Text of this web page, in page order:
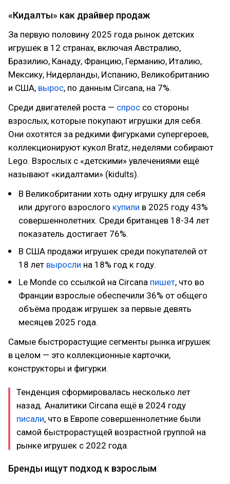
«Кидалты» как драйвер продаж
За первую половину 2025 года рынок детских
игрушек в 12 странах, включая Австралию,
Бразилию, Канаду, Францию, Германию, Италию,
Мексику, Нидерланды, Испанию, Великобританию
и США, вырос, по данным Circana, на 7%.
Среди двигателей роста — спрос со стороны
взрослых, которые покупают игрушки для себя.
Они охотятся за редкими фигурками супергероев,
коллекционируют кукол Bratz, неделями собирают
Lego. Взрослых с «детскими» увлечениями ещё
называют «кидалтами» (kidults).
В Великобритании хоть одну игрушку для себя
или другого взрослого купили в 2025 году 43%
совершеннолетних. Среди британцев 18-34 лет
показатель достигает 76%.
В США продажи игрушек среди покупателей от
18 лет выросли на 18% год к году.
Le Monde со ссылкой на Circana пишет, что во
Франции взрослые обеспечили 36% от общего
объёма продаж игрушек за первые девять
месяцев 2025 года.
Самые быстрорастущие сегменты рынка игрушек
в целом — это коллекционные карточки,
конструкторы и фигурки.
Тенденция сформировалась несколько лет
назад. Аналитики Circana ещё в 2024 году
писали, что в Европе совершеннолетние были
самой быстрорастущей возрастной группой на
рынке игрушек с 2022 года.
Бренды ищут подход к взрослым